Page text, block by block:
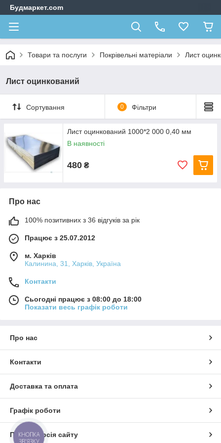
Будмаркет.com
Товари та послуги Покрівельні матеріали Лист
Лист оцинкований
Сортування 0 Фільтри
Лист оцинкований 1000*2 000 0,40 мм
В наявності
480 ₴
Про нас
100% позитивних з 36 відгуків за рік
Працює з 25.07.2012
м. Харків
Калинина, 31, Харків, Україна
Контакти
Сьогодні працює з 08:00 до 18:00
Показати весь графік роботи
Про нас
Контакти
Доставка та оплата
Графік роботи
Повна версія сайту
КНОПКА
ЗВ'ЯЗКУ